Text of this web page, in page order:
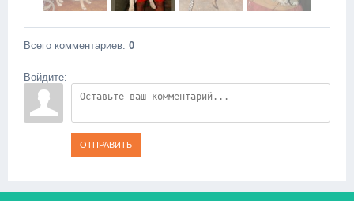
Всего комментариев: 0
Войдите:
ОТПРАВИТЬ